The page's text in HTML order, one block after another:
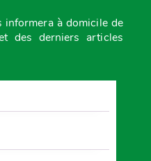
informera à domicile de
des derniers articles